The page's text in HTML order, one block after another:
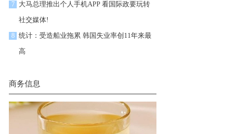
7 大马总理推出个人手机APP 看国际政要玩转
社交媒体!
8 统计：受造船业拖累 韩国失业率创11年来最
高
商务信息